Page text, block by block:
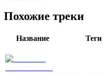
Похожие треки
Название Теги